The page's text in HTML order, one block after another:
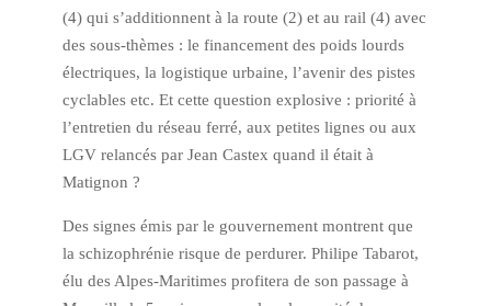
(4) qui s’additionnent à la route (2) et au rail (4) avec
des sous-thèmes : le financement des poids lourds
électriques, la logistique urbaine, l’avenir des pistes
cyclables etc. Et cette question explosive : priorité à
l’entretien du réseau ferré, aux petites lignes ou aux
LGV relancés par Jean Castex quand il était à
Matignon ?
Des signes émis par le gouvernement montrent que
la schizophrénie risque de perdurer. Philipe Tabarot,
élu des Alpes-Maritimes profitera de son passage à